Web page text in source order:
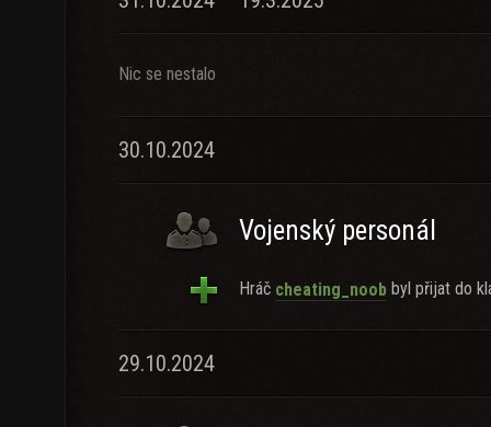
Nic se nestalo
30.10.2024
Vojenský personál
Hráč cheating_noob byl přijat do
29.10.2024